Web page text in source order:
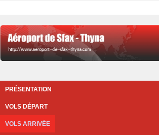
PRÉSENTATION
VOLS DÉPART
VOLS ARRIVÉE